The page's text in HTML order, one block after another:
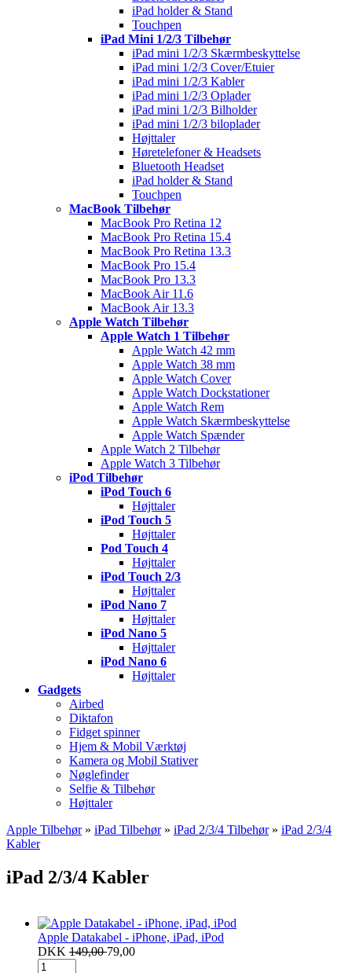
iPad holder & Stand
Touchpen
iPad Mini 1/2/3 Tilbehør
iPad mini 1/2/3 Skærmbeskyttelse
iPad mini 1/2/3 Cover/Etuier
iPad mini 1/2/3 Kabler
iPad mini 1/2/3 Oplader
iPad mini 1/2/3 Bilholder
iPad mini 1/2/3 biloplader
Højttaler
Høretelefoner & Headsets
Bluetooth Headset
iPad holder & Stand
Touchpen
MacBook Tilbehør
MacBook Pro Retina 12
MacBook Pro Retina 15.4
MacBook Pro Retina 13.3
MacBook Pro 15.4
MacBook Pro 13.3
MacBook Air 11.6
MacBook Air 13.3
Apple Watch Tilbehør
Apple Watch 1 Tilbehør
Apple Watch 42 mm
Apple Watch 38 mm
Apple Watch Cover
Apple Watch Dockstationer
Apple Watch Rem
Apple Watch Skærmbeskyttelse
Apple Watch Spænder
Apple Watch 2 Tilbehør
Apple Watch 3 Tilbehør
iPod Tilbehør
iPod Touch 6
Højttaler
iPod Touch 5
Højttaler
Pod Touch 4
Højttaler
iPod Touch 2/3
Højttaler
iPod Nano 7
Højttaler
iPod Nano 5
Højttaler
iPod Nano 6
Højttaler
Gadgets
Airbed
Diktafon
Fidget spinner
Hjem & Mobil Værktøj
Kamera og Mobil Stativer
Nøglefinder
Selfie & Tilbehør
Højttaler
Apple Tilbehør» iPad Tilbehør» iPad 2/3/4 Tilbehør» iPad 2/3/4
Kabler
iPad 2/3/4 Kabler
Apple Datakabel - iPhone, iPad, iPod
DKK 149,0079,00